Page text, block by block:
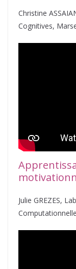
Christine
Cognitives,
Julie GREZES,